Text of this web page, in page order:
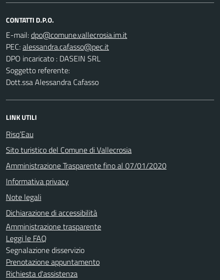
CONTATTI D.P.O.
E-mail:
PEC:
DPO incaricato : DASEIN SRL
Soggetto referente:
Dott.ssa Alessandra Cafasso
LINK UTILI
Risq’Eau
Sito turistico del Comune di Vallecrosia
Amministrazione Trasparente fino al 07/01/2020
Informativa privacy
Note legali
Dichiarazione di accessibilità
Amministrazione trasparente
Leggi le FAQ
Segnalazione disservizio
Prenotazione appuntamento
Richiesta d'assistenza